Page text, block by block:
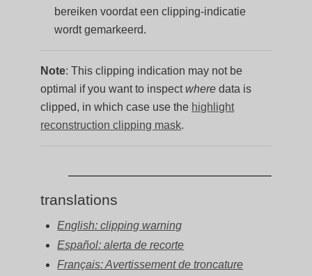
bereiken voordat een clipping-indicatie
wordt gemarkeerd.
Note: This clipping indication may not be
optimal if you want to inspectwhere data is
clipped, in which case use the highlight
reconstruction clipping mask.
translations
English: clipping warning
Español: alerta de recorte
Français: Avertissement de troncature